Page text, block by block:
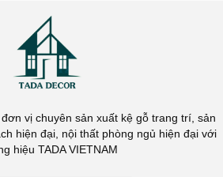
vị chuyên sản xuất kệ gỗ trang trí, sản
hiện đại, nội thất phòng ngủ hiện đại với
hiệu TADA VIETNAM